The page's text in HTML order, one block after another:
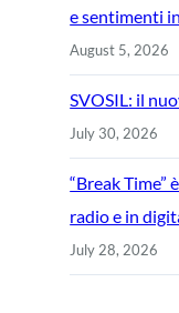
e sentimenti
August 5, 2026
SVOSIL: il
July 30, 2026
“Break Time”
radio e in
July 28, 2026